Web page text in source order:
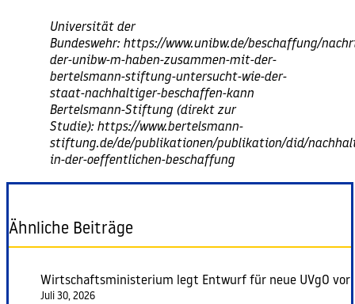
Universität der
Bundeswehr: https://www.unibw.de/beschaffung/
der-unibw-m-haben-zusammen-mit-der-
bertelsmann-stiftung-untersucht-wie-der-
staat-nachhaltiger-beschaffen-kann
Bertelsmann-Stiftung (direkt zur
Studie): https://www.bertelsmann-
stiftung.de/de/publikationen/publikation/did/
in-der-oeffentlichen-beschaffung
Ähnliche Beiträge
Wirtschaftsministerium legt Entwurf für neue UVgO vor
Juli 30, 2026